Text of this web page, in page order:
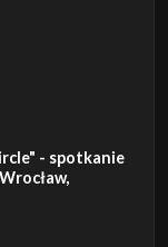
- spotkanie